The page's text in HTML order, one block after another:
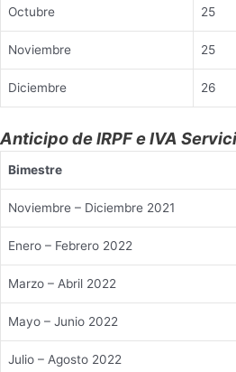
Octubre 25
Noviembre 25
Diciembre 26
Anticipo de IRPF e IVA
Bimestre
Noviembre – Diciembre 2021
Enero – Febrero 2022
Marzo – Abril 2022
Mayo – Junio 2022
Julio – Agosto 2022